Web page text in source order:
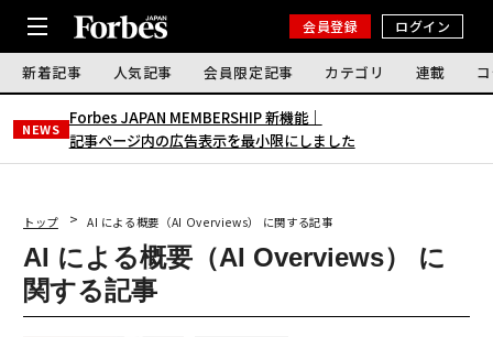
会員登録 ログイン
新着記事 人気記事 会員限定記事 カテゴリ 連載
NEWS
Forbes JAPAN MEMBERSHIP 新機能｜
記事ページ内の広告表示を最小限にしました
トップ AI による概要（AI Overviews） に関する記事
AI による概要（AI Overviews） に
関する記事